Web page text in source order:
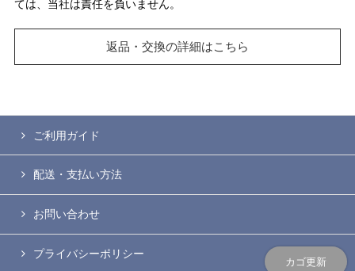
カゴ更新
ては、当社は責任を負いません。
返品・交換の詳細はこちら
ご利用ガイド
配送・支払い方法
お問い合わせ
プライバシーポリシー